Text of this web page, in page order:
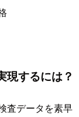
現するには？
査データを素早